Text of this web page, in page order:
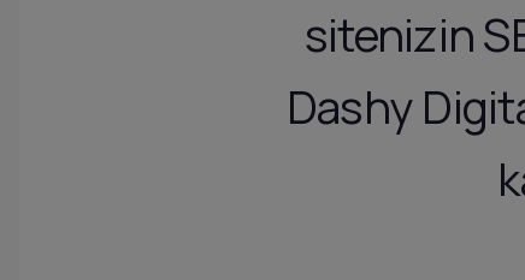
sitenizin
Dashy